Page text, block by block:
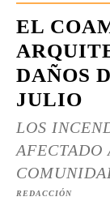
EL
DAÑOS
JULIO
LOS
AFECTADO
REDACCIÓN